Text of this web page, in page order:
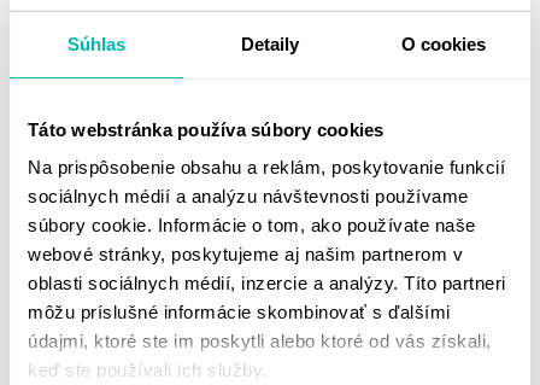
Súhlas Detaily O cookies
Táto webstránka používa súbory cookies
Na prispôsobenie obsahu a reklám, poskytovanie funkcií
sociálnych médií a analýzu návštevnosti používame
súbory cookie. Informácie o tom, ako používate naše
webové stránky, poskytujeme aj našim partnerom v
oblasti sociálnych médií, inzercie a analýzy. Títo partneri
môžu príslušné informácie skombinovať s ďalšími
údajmi, ktoré ste im poskytli alebo ktoré od vás získali,
keď ste používali ich služby.
CE podľa EN 17092-4:2020 AA
Extra pevné a odolné voči roztrhnutiu a zároveň ľahké a
firmy Safe Tech
Vyberateľné CE chrániče bokov od firmy Safe Tech
Dva ventilačné zipsy na stehnách
Krátky zips na spojenie s bundou
Módny dizajn vhodný aj na bežné nosenie
Streč v rozkroku
CE Vyhlásenie o zhode
Prečo si ešte vybrať nohavice Bruno?
Chcete sa počas svojho moto výletu prejsť po okolí alebo
Zobraziť viac